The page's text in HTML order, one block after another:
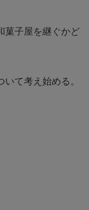
菓子屋を継ぐかど
て考え始める。